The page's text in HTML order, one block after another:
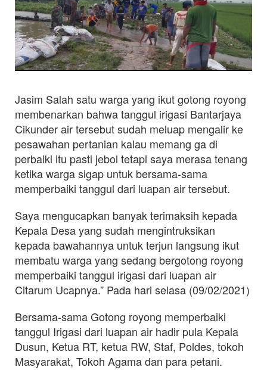
Jasim Salah satu warga yang ikut gotong royong
membenarkan bahwa tanggul irigasi Bantarjaya
Cikunder air tersebut sudah meluap mengalir ke
pesawahan pertanian kalau memang ga di
perbaiki itu pasti jebol tetapi saya merasa tenang
ketika warga sigap untuk bersama-sama
memperbaiki tanggul dari luapan air tersebut.
Saya mengucapkan banyak terimaksih kepada
Kepala Desa yang sudah mengintruksikan
kepada bawahannya untuk terjun langsung ikut
membatu warga yang sedang bergotong royong
memperbaiki tanggul irigasi dari luapan air
Citarum Ucapnya.” Pada hari selasa (09/02/2021)
Bersama-sama Gotong royong memperbaiki
tanggul Irigasi dari luapan air hadir pula Kepala
Dusun, Ketua RT, ketua RW, Staf, Poldes, tokoh
Masyarakat, Tokoh Agama dan para petani.